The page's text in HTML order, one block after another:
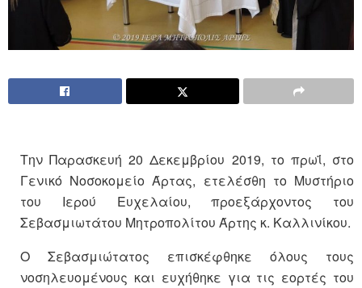
Την Παρασκευή 20 Δεκεμβρίου 2019, το πρωΐ, στο
Γενικό Νοσοκομείο Άρτας, ετελέσθη το Μυστήριο
του Ιερού Ευχελαίου, προεξάρχοντος του
Σεβασμιωτάτου Μητροπολίτου Άρτης κ. Καλλινίκου.
Ο Σεβασμιώτατος επισκέφθηκε όλους τους
νοσηλευομένους και ευχήθηκε για τις εορτές του